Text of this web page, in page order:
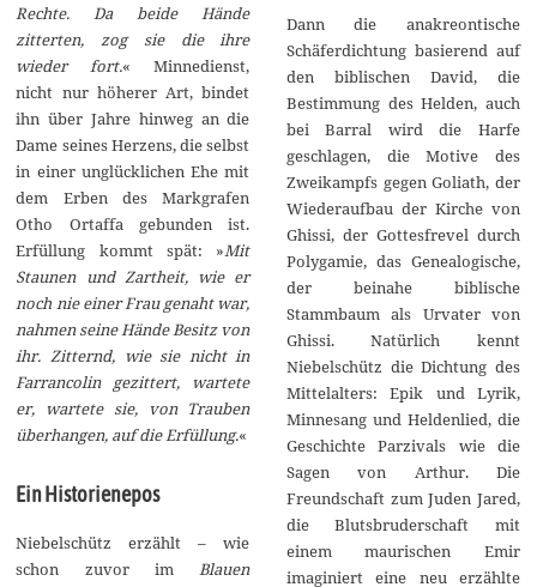
Rechte. Da beide Hände
zitterten, zog sie die ihre
wieder fort.« Minnedienst,
nicht nur höherer Art, bindet
ihn über Jahre hinweg an die
Dame seines Herzens, die selbst
in einer unglücklichen Ehe mit
dem Erben des Markgrafen
Otho Ortaffa gebunden ist.
Erfüllung kommt spät: »Mit
Staunen und Zartheit, wie er
noch nie einer Frau genaht war,
nahmen seine Hände Besitz von
ihr. Zitternd, wie sie nicht in
Farrancolin gezittert, wartete
er, wartete sie, von Trauben
überhangen, auf die Erfüllung.«
Ein Historienepos
Niebelschütz erzählt – wie
schon zuvor imBlauen
Dann die anakreontische
Schäferdichtung basierend auf
den biblischen David, die
Bestimmung des Helden, auch
bei Barral wird die Harfe
geschlagen, die Motive des
Zweikampfs gegen Goliath, der
Wiederaufbau der Kirche von
Ghissi, der Gottesfrevel durch
Polygamie, das Genealogische,
der beinahe biblische
Stammbaum als Urvater von
Ghissi. Natürlich kennt
Niebelschütz die Dichtung des
Mittelalters: Epik und Lyrik,
Minnesang und Heldenlied, die
Geschichte Parzivals wie die
Sagen von Arthur. Die
Freundschaft zum Juden Jared,
die Blutsbruderschaft mit
einem maurischen Emir
imaginiert eine neu erzählte